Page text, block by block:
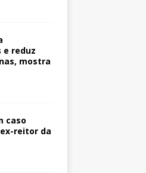
reduz
mostra
caso
reitor da